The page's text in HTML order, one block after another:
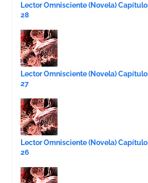
Lector Omnisciente (Novela) Capítulo
28
Lector Omnisciente (Novela) Capítulo
27
Lector Omnisciente (Novela) Capítulo
26